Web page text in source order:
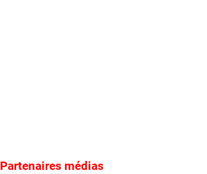
Partenaires médias